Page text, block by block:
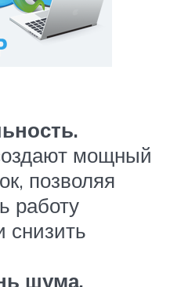
мощный
позволяя
работу
снизить
шума.